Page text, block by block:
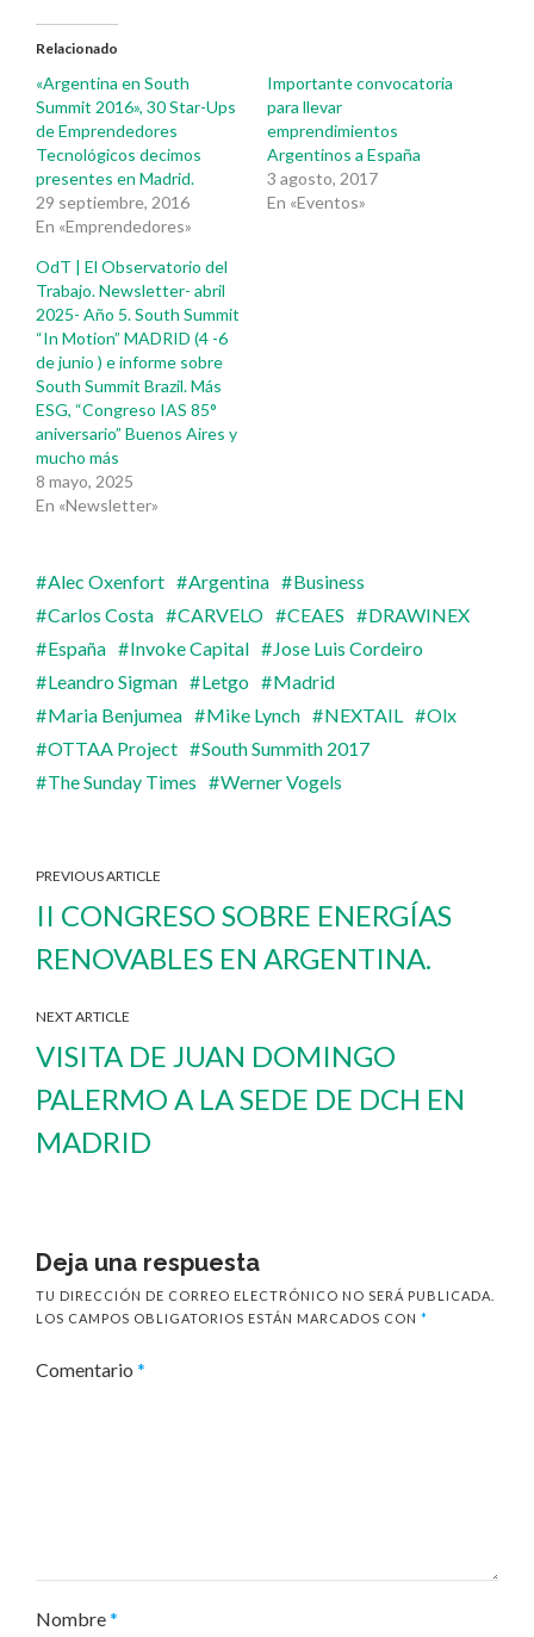
Relacionado
«Argentina en South
Summit 2016», 30 Star-Ups
de Emprendedores
Tecnológicos decimos
presentes en Madrid.
29 septiembre, 2016
En «Emprendedores»
Importante convocatoria
para llevar
emprendimientos
Argentinos a España
3 agosto, 2017
En «Eventos»
OdT | El Observatorio del
Trabajo. Newsletter- abril
2025- Año 5. South Summit
“In Motion” MADRID (4 -6
de junio ) e informe sobre
South Summit Brazil. Más
ESG, “Congreso IAS 85°
aniversario” Buenos Aires y
mucho más
8 mayo, 2025
En «Newsletter»
Alec Oxenfort Argentina
Business
Carlos Costa
CARVELO CEAES
DRAWINEX
España
Invoke Capital
Jose Luis Cordeiro
Leandro Sigman
Letgo
Madrid
Maria Benjumea
Mike Lynch NEXTAIL
Olx
OTTAA Project
South Summith 2017
The Sunday Times
Werner Vogels
PREVIOUS ARTICLE
II CONGRESO SOBRE ENERGÍAS
RENOVABLES EN ARGENTINA.
NEXT ARTICLE
VISITA DE JUAN DOMINGO
PALERMO A LA SEDE DE DCH EN
MADRID
Deja una respuesta
TU DIRECCIÓN DE CORREO ELECTRÓNICO NO SERÁ PUBLICADA.
LOS CAMPOS OBLIGATORIOS ESTÁN MARCADOS CON *
Comentario *
Nombre*